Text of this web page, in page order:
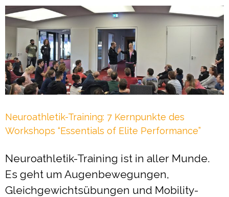
Neuroathletik-Training: 7 Kernpunkte des
Workshops “Essentials of Elite Performance”
Neuroathletik-Training ist in aller Munde.
Es geht um Augenbewegungen,
Gleichgewichtsübungen und Mobility-